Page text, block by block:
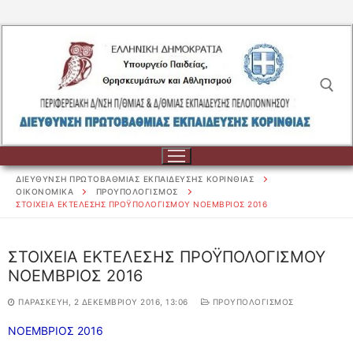
περιεχόμενο
Αναζήτηση για:
για:
ΔΙΕΥΘΥΝΣΗ ΠΡΩΤΟΒΑΘΜΙΑΣ ΕΚΠΑΙΔΕΥΣΗΣ ΚΟΡΙΝΘΙΑΣ
ΟΙΚΟΝΟΜΙΚΑ
ΠΡΟΥΠΟΛΟΓΙΣΜΟΣ
ΣΤΟΙΧΕΙΑ ΕΚΤΕΛΕΣΗΣ ΠΡΟΫΠΟΛΟΓΙΣΜΟΥ ΝΟΕΜΒΡΙΟΣ 2016
ΣΤΟΙΧΕΙΑ ΕΚΤΕΛΕΣΗΣ ΠΡΟΫΠΟΛΟΓΙΣΜΟΥ
ΝΟΕΜΒΡΙΟΣ 2016
ΠΑΡΑΣΚΕΥΉ, 2 ΔΕΚΕΜΒΡΊΟΥ 2016, 13:06 ΠΡΟΥΠΟΛΟΓΙΣΜΟΣ
ΝΟΕΜΒΡΙΟΣ 2016